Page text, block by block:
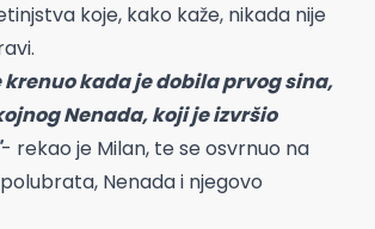
koje, kako kaže, nikada nije
krenuo kada je dobila prvog sina,
Nenada, koji je izvršio
- rekao je Milan, te se osvrnuo na
Nenada i njegovo